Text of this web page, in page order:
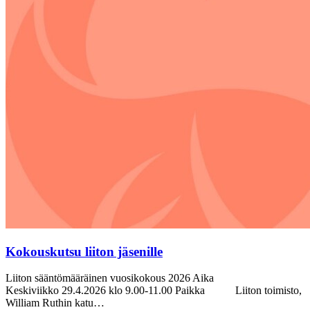
Kokouskutsu liiton jäsenille
Liiton sääntömääräinen vuosikokous 2026 Aika
Keskiviikko 29.4.2026 klo 9.00-11.00 Paikka Liiton toimisto,
William Ruthin katu…